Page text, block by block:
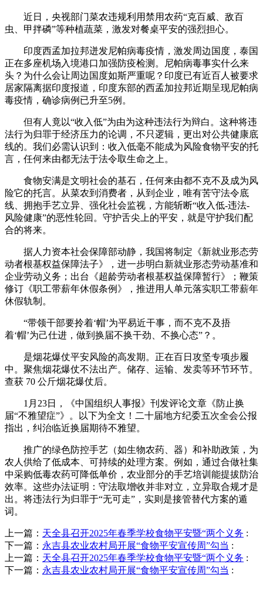
近日，央视部门菜农违规利用禁用农药“克百威、敌百
虫、甲拌磷”等种植蔬菜，激发对餐桌平安的强烈担心。
印度西孟加拉邦迸发尼帕病毒疫情，激发周边国度，泰国
正在多座机场入境港口加强防疫检测。尼帕病毒事实什么来
头？为什么会让周边国度如斯严重呢？印度已有近百人被要求
居家隔离据印度报道，印度东部的西孟加拉邦近期呈现尼帕病
毒疫情，确诊病例已升至5例。
但有人竟以“收入低”为由为这种违法行为辩白。这种将违
法行为归罪于经济压力的论调，不只逻辑，更出对公共健康底
线的。我们必需认识到：收入低毫不能成为风险食物平安的托
言，任何来由都无法于法令取生命之上。
食物安满是文明社会的基石，任何来由都不克不及成为风
险它的托言。从菜农到消费者，从到企业，唯有苦守法令底
线、拥抱手艺立异、强化社会监视，方能斩断“收入低-违法-
风险健康”的恶性轮回。守护舌尖上的平安，就是守护我们配
合的将来。
据人力资本社会保障部动静，我国将制定《新就业形态劳
动者根基权益保障法子》，进一步明白新就业形态劳动基准和
企业劳动义务；出台《超龄劳动者根基权益保障暂行》；鞭策
修订《职工带薪年休假条例》，推进用人单元落实职工带薪年
休假轨制。
“带领干部要拎着‘帽’为平易近干事，而不克不及捂
着‘帽’为己仕进，做到换届不换干劲、不换心态”？。
是烟花爆仗平安风险的高发期。正在百日攻坚专项步履
中。聚焦烟花爆仗不法出产。储存、运输、发卖等环节环节。
查获 70 公斤烟花爆仗后。
1月23日，《中国组织人事报》刊发评论文章《防止换
届“不雅望症”》。以下为全文！二十届地方纪委五次全会公报
指出，纠治临近换届期待不雅望。
推广的绿色防控手艺（如生物农药、器）和补助政策，为
农人供给了低成本、可持续的处理方案。例如，通过合做社集
中采购低毒农药可降低单价，农业部分的手艺培训能提拔防治
效率。这些办法证明：守法取增收并非对立，立异取合规才是
出。将违法行为归罪于“无可走”，实则是接管替代方案的遁
词。
上一篇： 天全县召开2025年春季学校食物平安暨“两个义务 :
下一篇： 永吉县农业农村局开展“食物平安宣传周”勾当 :
上一篇： 天全县召开2025年春季学校食物平安暨“两个义务 :
下一篇： 永吉县农业农村局开展“食物平安宣传周”勾当 :